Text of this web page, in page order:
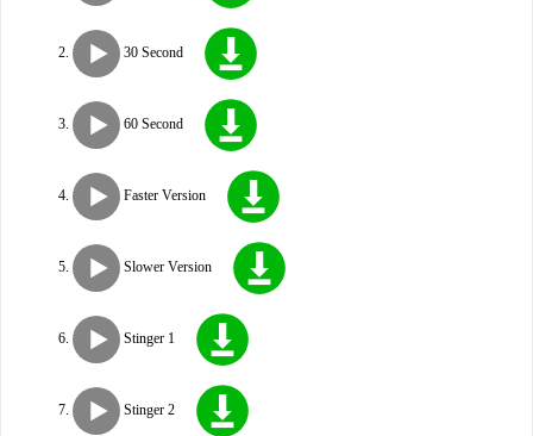
30 Second
60 Second
Faster Version
Slower Version
Stinger 1
Stinger 2